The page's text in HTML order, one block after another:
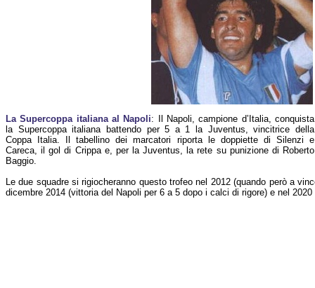
La Supercoppa italiana al Napoli: Il Napoli, campione d’Italia, conquista
la Supercoppa italiana battendo per 5 a 1 la Juventus, vincitrice della
Coppa Italia. Il tabellino dei marcatori riporta le doppiette di Silenzi e
Careca, il gol di Crippa e, per la Juventus, la rete su punizione di Roberto
Baggio.
Le due squadre si rigiocheranno questo trofeo nel 2012 (quando però a
dicembre 2014 (vittoria del Napoli per 6 a 5 dopo i calci di rigore) e nel